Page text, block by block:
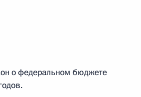
России
о федеральном бюджете